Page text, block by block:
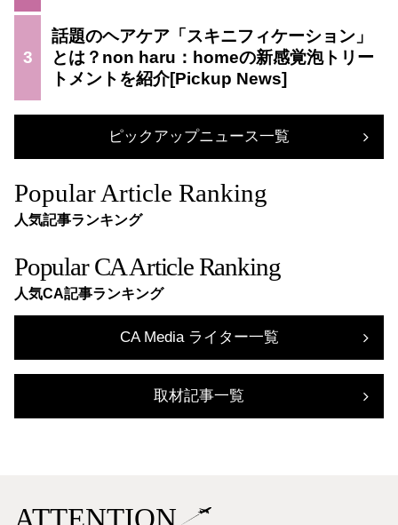
3
話題のヘアケア「スキニフィケーション」
とは？non haru：homeの新感覚泡トリー
トメントを紹介
ピックアップニュース一覧
Popular Article Ranking
人気記事ランキング
Popular CA Article Ranking
人気CA記事ランキング
CA Media ライター一覧
取材記事一覧
ATTENTION